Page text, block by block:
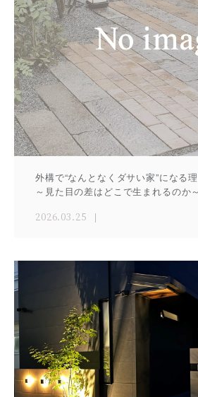
外構で“なんとなくダサい家”になる
～見た目の差はどこで生まれるのか～
2026.03.25